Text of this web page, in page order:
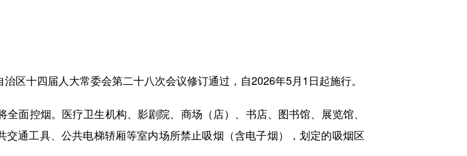
十四届人大常委会第二十八次会议修订通过，自2026年5月1日起施行。
控烟。医疗卫生机构、影剧院、商场（店）、书店、图书馆、展览馆、
通工具、公共电梯轿厢等室内场所禁止吸烟（含电子烟），划定的吸烟区